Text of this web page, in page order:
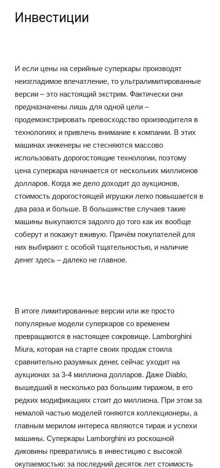
Инвестиции
И если цены на серийные суперкары производят
неизгладимое впечатление, то ультралимитированные
версии – это настоящий экстрим. Фактически они
предназначены лишь для одной цели –
продемонстрировать превосходство производителя в
технологиях и привлечь внимание к компании. В этих
машинах инженеры не стесняются массово
использовать дорогостоящие технологии, поэтому
цена суперкара начинается от нескольких миллионов
долларов. Когда же дело доходит до аукционов,
стоимость дорогостоящей игрушки легко повышается в
два раза и больше. В большинстве случаев такие
машины выкупаются задолго до того как их вообще
соберут и покажут вживую. Причём покупателей для
них выбирают с особой тщательностью, и наличие
денег здесь – далеко не главное.
В итоге лимитированные версии или же просто
популярные модели суперкаров со временем
превращаются в настоящее сокровище. Lamborghini
Miura, которая на старте своих продаж стоила
сравнительно разумных денег, сейчас уходит на
аукционах за 3-4 миллиона долларов. Даже Diablo,
вышедший в несколько раз большим тиражом, в его
редких модификациях стоит до миллиона. При этом за
немалой частью моделей гоняются коллекционеры, а
главным мерилом интереса являются тираж и успехи
машины. Суперкары Lamborghini из роскошной
диковины превратились в инвестицию с высокой
окупаемостью: за последний десяток лет стоимость